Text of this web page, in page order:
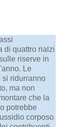
di quattro rialzi
riserve in
Le
si ridurranno
ma non
che la
potrebbe
corposo